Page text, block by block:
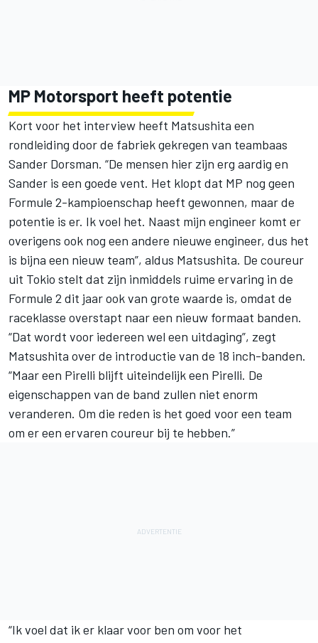
MP Motorsport heeft potentie
Kort voor het interview heeft Matsushita een
rondleiding door de fabriek gekregen van teambaas
Sander Dorsman. “De mensen hier zijn erg aardig en
Sander is een goede vent. Het klopt dat MP nog geen
Formule 2-kampioenschap heeft gewonnen, maar de
potentie is er. Ik voel het. Naast mijn engineer komt er
overigens ook nog een andere nieuwe engineer, dus het
is bijna een nieuw team”, aldus Matsushita. De coureur
uit Tokio stelt dat zijn inmiddels ruime ervaring in de
Formule 2 dit jaar ook van grote waarde is, omdat de
raceklasse overstapt naar een nieuw formaat banden.
“Dat wordt voor iedereen wel een uitdaging”, zegt
Matsushita over de introductie van de 18 inch-banden.
“Maar een Pirelli blijft uiteindelijk een Pirelli. De
eigenschappen van de band zullen niet enorm
veranderen. Om die reden is het goed voor een team
om er een ervaren coureur bij te hebben.”
“Ik voel dat ik er klaar voor ben om voor het